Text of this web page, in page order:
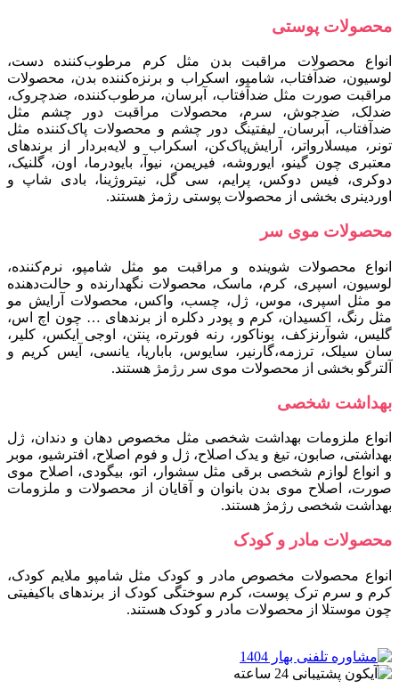
محصولات پوستی
انواع محصولات مراقبت بدن مثل کرم مرطوب‌کننده دست،
لوسیون، ضدآفتاب، شامپو، اسکراب و برنزه‌کننده بدن، محصولات
مراقبت صورت مثل ضدآفتاب، آبرسان، مرطوب‌کننده، ضدچروک،
ضدلک، ضدجوش، سرم، محصولات مراقبت دور چشم مثل
ضدآفتاب، آبرسان، لیفتینگ دور چشم و محصولات پاک‌کننده مثل
تونر، میسلارواتر، آرایش‌پاک‌کن، اسکراب و لایه‌بردار از برندهای
معتبری چون گینو، ایوروشه، فیری‍من، نیوآ، بایودرما، اون، گلنیک،
دوکری، فیس‌ دوکس، پرایم، سی‌ گل، نیتروژینا، بادی‌ شاپ و
اوردینری بخشی از محصولات پوستی رژمژ هستند.
محصولات موی سر
انواع محصولات شوینده و مراقبت مو مثل شامپو، نرم‌کننده،
لوسیون، اسپری، کرم، ماسک، محصولات نگهدارنده و حالت‌دهنده
مو مثل اسپری، موس، ژل، چسب، واکس، محصولات آرایش مو
مثل رنگ، اکسیدان، کرم و پودر دکلره از برندهای … چون اچ اس،
گلیس، شوآرنزکف، بوناکور، رنه فورتره، پنتن، اوجی ایکس، کلیر،
سان سیلک، ترزمه،گارنیر، سایوس، باباریا، یانسی، آیس کریم و
آلترگو بخشی از محصولات موی سر رژمژ هستند.
بهداشت شخصی
انواع ملزومات بهداشت شخصی مثل مخصوص دهان و دندان، ژل
بهداشتی، صابون، تیغ و یدک اصلاح، ژل و فوم اصلاح، افترشیو، موبر
و انواع لوازم شخصی برقی مثل سشوار، اتو، بیگودی، اصلاح موی
صورت، اصلاح موی بدن بانوان و آقایان از محصولات و ملزومات
بهداشت شخصی رژمژ هستند.
محصولات مادر و کودک
انواع محصولات مخصوص مادر و کودک مثل شامپو ملایم کودک،
کرم و سرم ترک پوست، کرم سوختگی کودک از برندهای باکیفیتی
چون موستلا از محصولات مادر و کودک هستند.